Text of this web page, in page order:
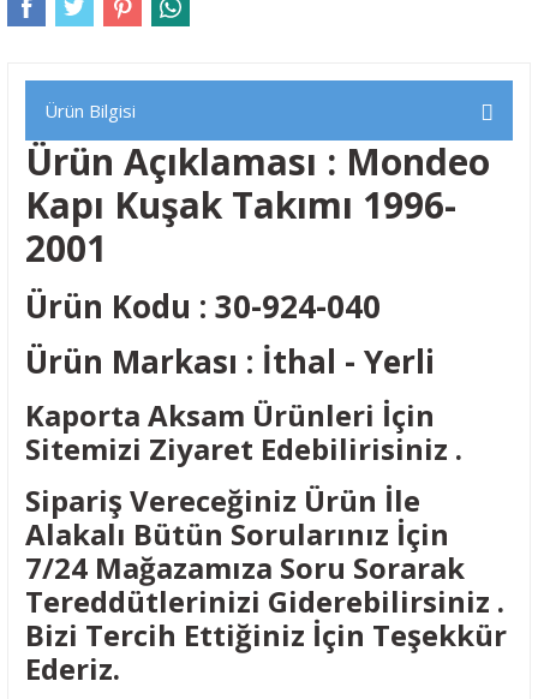
Ürün Bilgisi
Ürün Açıklaması : Mondeo
Kapı Kuşak Takımı 1996-
2001
Ürün Kodu : 30-924-040
Ürün Markası : İthal - Yerli
Kaporta Aksam Ürünleri İçin
Sitemizi Ziyaret Edebilirisiniz .
Sipariş Vereceğiniz Ürün İle
Alakalı Bütün Sorularınız İçin
7/24 Mağazamıza Soru Sorarak
Tereddütlerinizi Giderebilirsiniz .
Bizi Tercih Ettiğiniz İçin Teşekkür
Ederiz.